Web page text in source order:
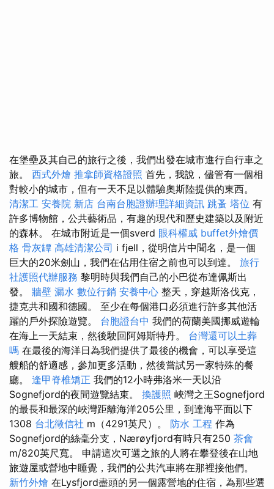
在堡壘及其自己的旅行之後，我們出發在城市進行自行車之
旅。 西式外燴 推拿師資格證照 首先，我說，儘管有一個相
對較小的城市，但有一天不足以體驗奧斯陸提供的東西。
清潔工 安養院 新店 台南台胞證辦理詳細資訊 跳蚤 塔位 有
許多博物館，公共藝術品，有趣的現代和歷史建築以及附近
的森林。 在城市附近是一個sverd 眼科權威 buffet外燴價
格 骨灰罈 高雄清潔公司 i fjell，從明信片中聞名，是一個
巨大的20米劍山，我們在佔用住宿之前也可以到達。 旅行
社護照代辦服務 黎明時與我們自己的小巴從布達佩斯出
發。 牆壁 漏水 數位行銷 安養中心 整天，穿越斯洛伐克，
捷克共和國和德國。 至少在每個港口必須進行許多其他活
躍的戶外探險遊覽。 台胞證台中 我們的荷蘭美國挪威遊輪
在海上一天結束，然後駛回阿姆斯特丹。 台灣還可以土葬
嗎 在最後的海洋日為我們提供了最後的機會，可以享受這
艘船的舒適感，參加更多活動，然後嘗試另一家特殊的餐
廳。 逢甲脊椎矯正 我們的12小時弗洛米一天以沿
Sognefjord的夜間遊覽結束。 換護照 峽灣之王Sognefjord
的最長和最深的峽灣距離海洋205公里，到達海平面以下
1308 台北徵信社 m（4291英尺）。 防水 工程 作為
Sognefjord的絲毫分支，Nærøyfjord有時只有250 茶會
m/820英尺寬。 申請這次可選之旅的人將在攀登後在山地
旅遊屋或營地中睡覺，我們的公共汽車將在那裡接他們。
新竹外燴 在Lysfjord盡頭的另一個露營地的住宿，為那些選